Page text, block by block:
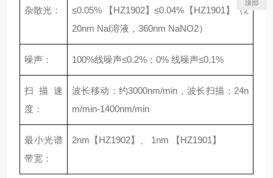
杂散光：
≤0.05% 【HZ1902】≤0.04%【HZ1901】（2
20nm NaI溶液，360nm NaNO2）
噪声： 100%线噪声≤0.2%；0% 线噪声≤0.1%
扫描速
度：
波长移动：约3000nm/min，波长扫描：24n
m/min-1400nm/min
最小光谱
带宽：
2nm【HZ1902】、 1nm 【HZ1901】
顶部